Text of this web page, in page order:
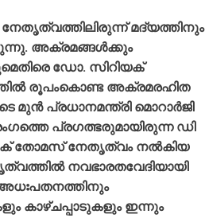
മദ്യത്തിനും
അക്രമങ്ങള്‍ക്കും
ഡോ. സിറിയക്
രൂപംകൊണ്ട അക്രമരഹിത
മുന്‍ പ്രധാനമന്ത്രി മൊറാര്‍ജി
പ്രഗത്ഭരുമായിരുന്ന ഡി
തോമസ് നേതൃത്വം നല്‍കിയ
നവഭാരതവേദിയായി
കാഴ്ചപ്പാടുകളും ഇന്നും